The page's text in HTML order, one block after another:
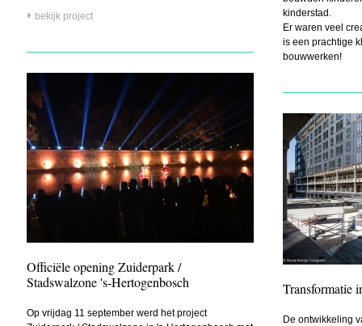
bekijk project
Officiële opening Zuiderpark /
Stadswalzone 's-Hertogenbosch
Op vrijdag 11 september werd het project
kinderstad.
Er waren veel
is een prachtige
bouwwerken!
Transformatie
De ontwikkeling